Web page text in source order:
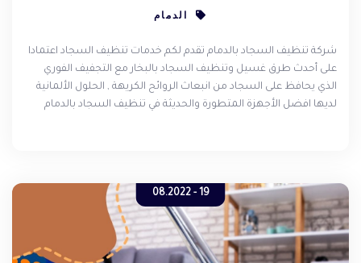
الدمام
شركة تنظيف السجاد بالدمام تقدم لكم خدمات تنظيف السجاد اعتمادا
على أحدث طرق غسيل وتنظيف السجاد بالبخار مع التجفيف الفوري
الذي يحافظ على السجاد من انبعاث الروائح الكريهة , الحلول الألمانية
لديها افضل الأجهزة المتطورة والحديثة في تنظيف السجاد بالدمام
19 - 08.2022